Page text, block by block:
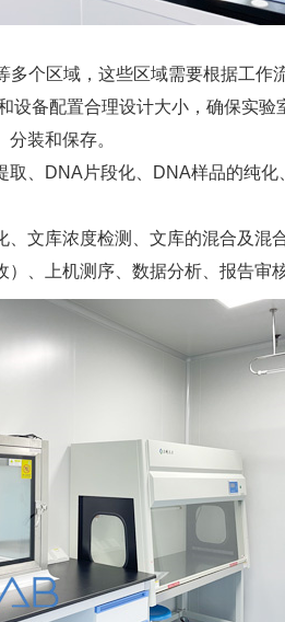
个区域，这些区域需要根据工作
备配置合理设计大小，确保实验
装和保存。
、DNA片段化、DNA样品的纯
文库浓度检测、文库的混合及混
、上机测序、数据分析、报告审